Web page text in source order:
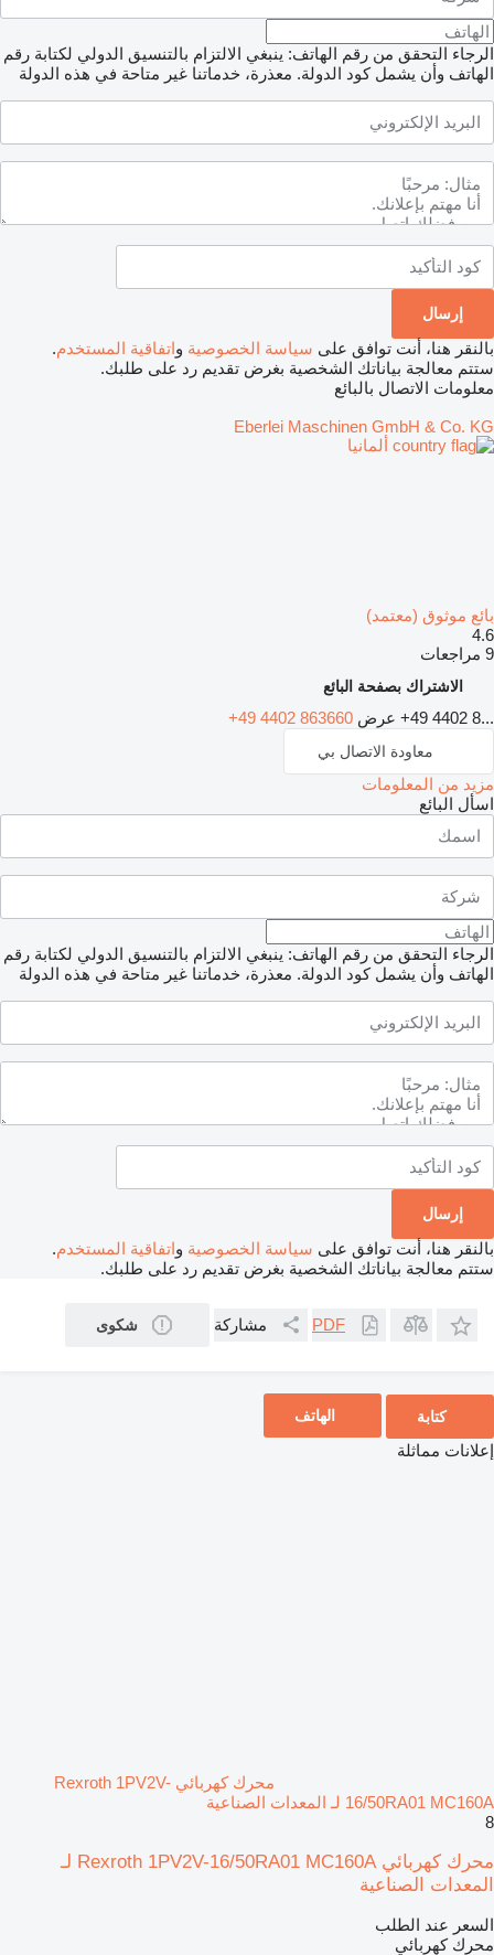
الرجاء التحقق من رقم الهاتف: ينبغي الالتزام بالتنسيق الدولي لكتابة رقم
الهاتف وأن يشمل كود الدولة. معذرة، خدماتنا غير متاحة في هذه الدولة
بالنقر هنا، أنت توافق على سياسة الخصوصية واتفاقية المستخدم.
ستتم معالجة بياناتك الشخصية بغرض تقديم رد على طلبك.
معلومات الاتصال بالبائع
Eberlei Maschinen GmbH & Co. KG
ألمانيا
بائع موثوق (معتمد)
4.6
9 مراجعات
الاشتراك بصفحة البائع
+49 4402 8... عرض +49 4402 863660
معاودة الاتصال بي
مزيد من المعلومات
اسأل البائع
الرجاء التحقق من رقم الهاتف: ينبغي الالتزام بالتنسيق الدولي لكتابة رقم
الهاتف وأن يشمل كود الدولة. معذرة، خدماتنا غير متاحة في هذه الدولة
بالنقر هنا، أنت توافق على سياسة الخصوصية واتفاقية المستخدم.
ستتم معالجة بياناتك الشخصية بغرض تقديم رد على طلبك.
PDF مشاركة شكوى
كتابة الهاتف
إعلانات مماثلة
محرك كهربائي Rexroth 1PV2V-
16/50RA01 MC160A لـ المعدات الصناعية
8
محرك كهربائي Rexroth 1PV2V-16/50RA01 MC160A لـ
المعدات الصناعية
السعر عند الطلب
محرك كهربائي